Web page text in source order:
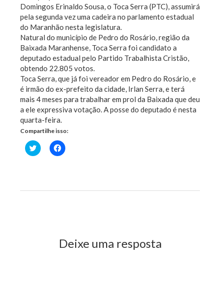
Domingos Erinaldo Sousa, o Toca Serra (PTC), assumirá
pela segunda vez uma cadeira no parlamento estadual
do Maranhão nesta legislatura.
Natural do município de Pedro do Rosário, região da
Baixada Maranhense, Toca Serra foi candidato a
deputado estadual pelo Partido Trabalhista Cristão,
obtendo 22.805 votos.
Toca Serra, que já foi vereador em Pedro do Rosário, e
é irmão do ex-prefeito da cidade, Irlan Serra, e terá
mais 4 meses para trabalhar em prol da Baixada que deu
a ele expressiva votação. A posse do deputado é nesta
quarta-feira.
Compartilhe isso:
Clique
para
janela)
Clique
para
janela)
Deixe uma resposta